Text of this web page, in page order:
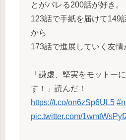
とがバレる200話が好き。
123話で手紙を届けて149
から
173話で進展していく友情
「謙虚、堅実をモットー
す！」読んだ！
https://t.co/on6zSp6UL5
pic.twitter.com/